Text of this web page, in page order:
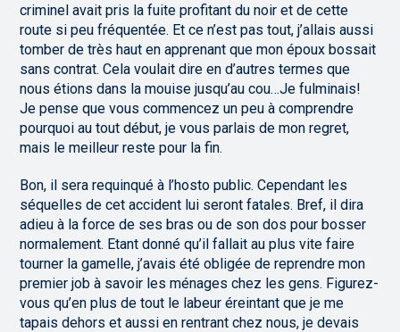
criminel avait pris la fuite profitant du noir et de cette
route si peu fréquentée. Et ce n’est pas tout, j’allais aussi
tomber de très haut en apprenant que mon époux bossait
sans contrat. Cela voulait dire en d’autres termes que
nous étions dans la mouise jusqu’au cou…Je fulminais!
Je pense que vous commencez un peu à comprendre
pourquoi au tout début, je vous parlais de mon regret,
mais le meilleur reste pour la fin.
Bon, il sera requinqué à l’hosto public. Cependant les
séquelles de cet accident lui seront fatales. Bref, il dira
adieu à la force de ses bras ou de son dos pour bosser
normalement. Etant donné qu’il fallait au plus vite faire
tourner la gamelle, j’avais été obligée de reprendre mon
premier job à savoir les ménages chez les gens. Figurez-
vous qu’en plus de tout le labeur éreintant que je me
tapais dehors et aussi en rentrant chez nous, je devais